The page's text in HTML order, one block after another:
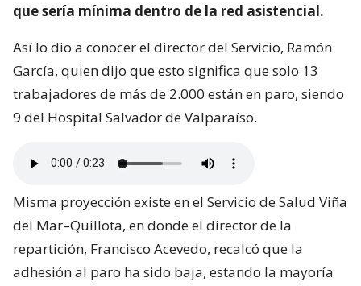
que sería mínima dentro de la red asistencial.
Así lo dio a conocer el director del Servicio, Ramón
García, quien dijo que esto significa que solo 13
trabajadores de más de 2.000 están en paro, siendo
9 del Hospital Salvador de Valparaíso.
Misma proyección existe en el Servicio de Salud Viña
del Mar–Quillota, en donde el director de la
repartición, Francisco Acevedo, recalcó que la
adhesión al paro ha sido baja, estando la mayoría